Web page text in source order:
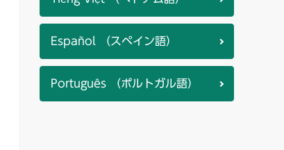
Español （スペイン語）
Português （ポルトガル語）